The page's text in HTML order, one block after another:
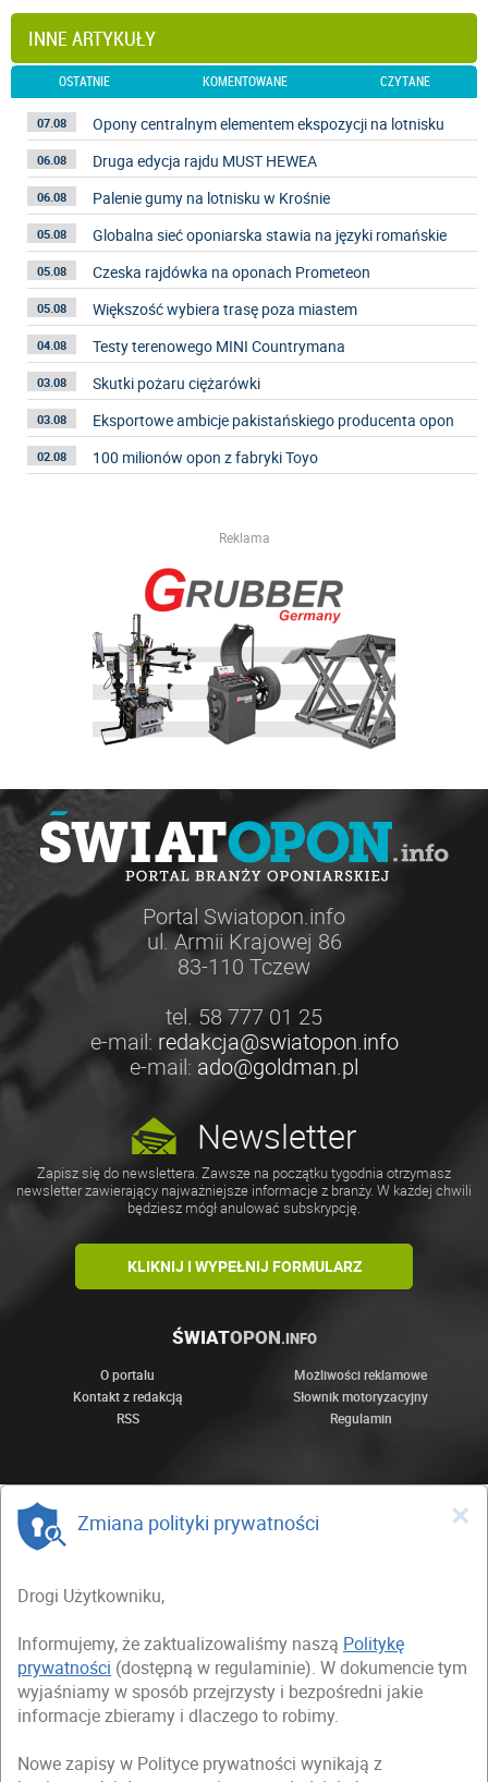
INNE ARTYKUŁY
OSTATNIE KOMENTOWANE CZYTANE
07.08 Opony centralnym elementem ekspozycji na lotnisku
06.08 Druga edycja rajdu MUST HEWEA
06.08 Palenie gumy na lotnisku w Krośnie
05.08 Globalna sieć oponiarska stawia na języki romańskie
05.08 Czeska rajdówka na oponach Prometeon
05.08 Większość wybiera trasę poza miastem
04.08 Testy terenowego MINI Countrymana
03.08 Skutki pożaru ciężarówki
03.08 Eksportowe ambicje pakistańskiego producenta opon
02.08 100 milionów opon z fabryki Toyo
Reklama
Portal Swiatopon.info
ul. Armii Krajowej 86
83-110 Tczew
tel. 58 777 01 25
e-mail: redakcja@swiatopon.info
e-mail: ado@goldman.pl
Newsletter
Zapisz się do newslettera. Zawsze na początku tygodnia otrzymasz
newsletter zawierający najważniejsze informacje z branży. W każdej chwili
będziesz mógł anulować subskrypcję.
KLIKNIJ I WYPEŁNIJ FORMULARZ
ŚWIATOPON.INFO
O portalu
Możliwości reklamowe
Kontakt z redakcją
Słownik motoryzacyjny
RSS
Regulamin
×
Zmiana polityki prywatności
Drogi Użytkowniku,
Informujemy, że zaktualizowaliśmy naszą Politykę
prywatności (dostępną w regulaminie). W dokumencie tym
wyjaśniamy w sposób przejrzysty i bezpośredni jakie
informacje zbieramy i dlaczego to robimy.
Nowe zapisy w Polityce prywatności wynikają z